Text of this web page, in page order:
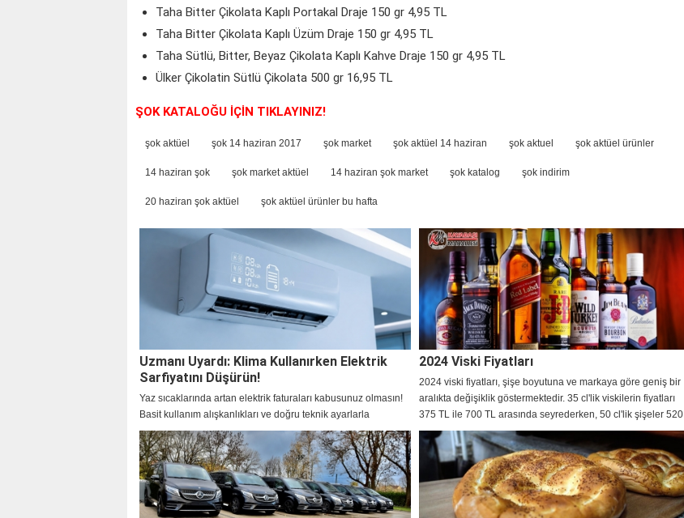
Taha Bitter Çikolata Kaplı Portakal Draje 150 gr 4,95 TL
Taha Bitter Çikolata Kaplı Üzüm Draje 150 gr 4,95 TL
Taha Sütlü, Bitter, Beyaz Çikolata Kaplı Kahve Draje 150 gr 4,95 TL
Ülker Çikolatin Sütlü Çikolata 500 gr 16,95 TL
ŞOK KATALOĞU İÇİN TIKLAYINIZ!
şok aktüel şok 14 haziran 2017 şok market şok aktüel 14 haziran şok aktuel şok aktüel ürünler
14 haziran şok şok market aktüel 14 haziran şok market şok katalog şok indirim
20 haziran şok aktüel şok aktüel ürünler bu hafta
Uzmanı Uyardı: Klima Kullanırken Elektrik
Sarfiyatını Düşürün!
Yaz sıcaklarında artan elektrik faturaları kabusunuz olmasın!
Basit kullanım alışkanlıkları ve doğru teknik ayarlarla
klimanızın performansını artırırken, enerji sarfiyatını %30’a
varan oranlarda azaltmak mümkün. İdeal derece seçimi,
düzenli filtre temizliği ve izolasyon önlemleriyle hem serinliğin
keyfini sürün hem de bütçenizi koruma altına alarak tasarruf
sağlayın.
2024 Viski Fiyatları
2024 viski fiyatları, şişe boyutuna ve markaya göre geniş bir
aralıkta değişiklik göstermektedir. 35 cl'lik viskilerin fiyatları
375 TL ile 700 TL arasında seyrederken, 50 cl'lik şişeler 520
TL ile 975 TL arasında satılmaktadır. 70 cl'lik şişelerde ise
fiyatlar 700 TL'den başlayarak, özel serilerde 17.500 TL'ye
kadar çıkabilmektedir. 100 cl'lik viskiler genellikle 950 TL ile
1.775 TL arasında değişirken, 150 cl'lik şişeler 1.800 TL ile
2.600 TL arasında alıcı bulmaktadır. Daha büyük, 300 cl'lik
şişelerin fiyatları ise 4.300 TL ile 6.000 TL arasında